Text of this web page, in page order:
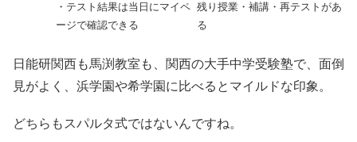
・テスト結果は当日にマイペ
ージで確認できる
残り授業・補講・再テストがあ
る
日能研関西も馬渕教室も、関西の大手中学受験塾で、面倒
見がよく、浜学園や希学園に比べるとマイルドな印象。
どちらもスパルタ式ではないんですね。